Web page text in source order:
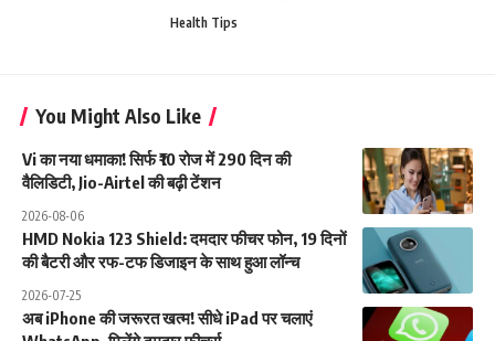
Health Tips
You Might Also Like
Vi का नया धमाका! सिर्फ ₹10 रोज में 290 दिन की
वैलिडिटी, Jio-Airtel की बढ़ी टेंशन
2026-08-06
HMD Nokia 123 Shield: दमदार फीचर फोन, 19 दिनों
की बैटरी और रफ-टफ डिजाइन के साथ हुआ लॉन्च
2026-07-25
अब iPhone की जरूरत खत्म! सीधे iPad पर चलाएं